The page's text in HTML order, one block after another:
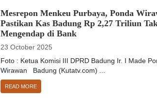
Mesrepon Menkeu Purbaya, Ponda
Pastikan Kas Badung Rp 2,27 Triliun
Mengendap di Bank
23 October 2025
Foto : Ketua Komisi III DPRD Badung Ir. I Made
Wirawan Badung (Kutatv.com) ...
READ MORE